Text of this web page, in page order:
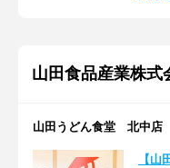
山田食品産業株式
山田うどん食堂 北中店
【